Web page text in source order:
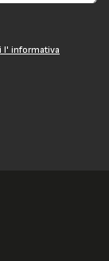
l' informativa